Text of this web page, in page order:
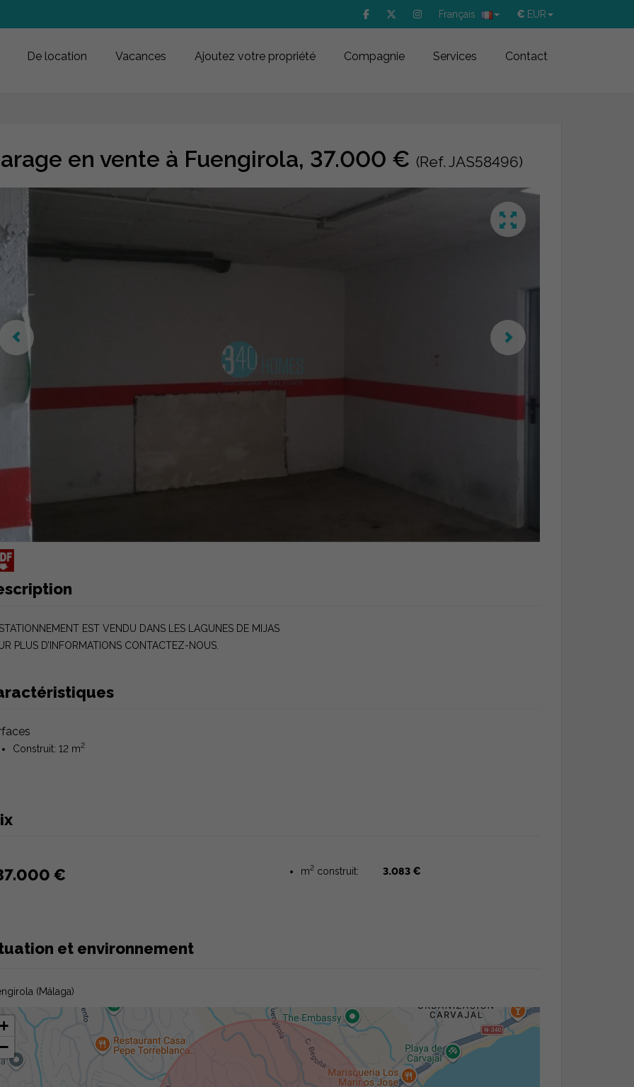
€ EUR
Français
De location Vacances Ajoutez votre propriété Compagnie Services Contact
en vente à Fuengirola, 37.000 € (Ref. JAS58496)
EST VENDU DANS LES LAGUNES DE MIJAS
PLUS D’INFORMATIONS CONTACTEZ-NOUS.
Construit: 12 m2
€ m2 construit: 3.083 €
et environnement
(Málaga)